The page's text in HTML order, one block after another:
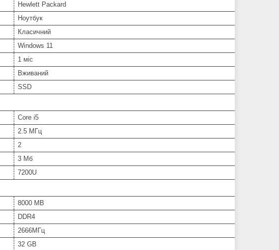
Hewlett Packard
Ноутбук
Класичний
Windows 11
1 міс
Вживаний
SSD
Core i5
2.5 МГц
2
3 Мб
7200U
8000 MB
DDR4
2666МГц
32 GB